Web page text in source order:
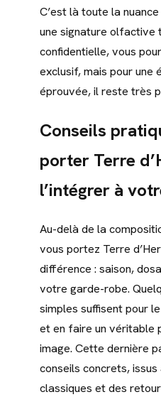
C’est là toute la
une signature olfactive
confidentielle, vous
exclusif, mais pour une
éprouvée, il reste très
Conseils
porter Terre
l’intégrer à
Au-delà de la
vous portez Terre
différence : saison,
votre garde-robe.
simples suffisent pour
et en faire un véritable
image. Cette dernière
conseils concrets,
classiques et des